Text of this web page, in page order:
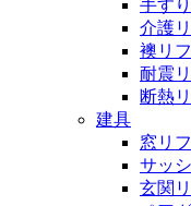
手す
介護
襖リ
耐震
断熱
建具
窓リ
サッ
玄関